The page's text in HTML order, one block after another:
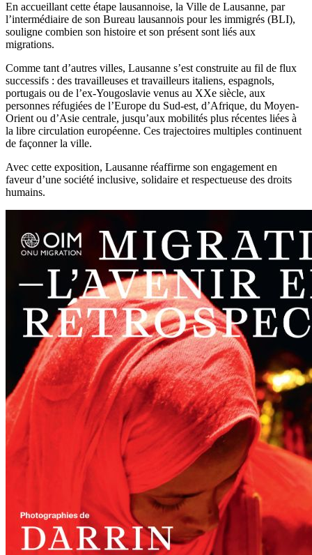
En accueillant cette étape lausannoise, la Ville de Lausanne, par
l’intermédiaire de son Bureau lausannois pour les immigrés (BLI),
souligne combien son histoire et son présent sont liés aux
migrations.
Comme tant d’autres villes, Lausanne s’est construite au fil de flux
successifs : des travailleuses et travailleurs italiens, espagnols,
portugais ou de l’ex-Yougoslavie venus au XXe siècle, aux
personnes réfugiées de l’Europe du Sud-est, d’Afrique, du Moyen-
Orient ou d’Asie centrale, jusqu’aux mobilités plus récentes liées à
la libre circulation européenne. Ces trajectoires multiples continuent
de façonner la ville.
Avec cette exposition, Lausanne réaffirme son engagement en
faveur d’une société inclusive, solidaire et respectueuse des droits
humains.